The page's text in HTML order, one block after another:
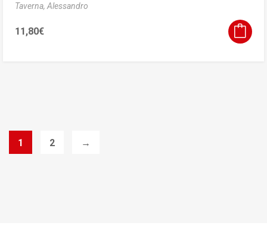
Taverna, Alessandro
11,80€
1 2 →